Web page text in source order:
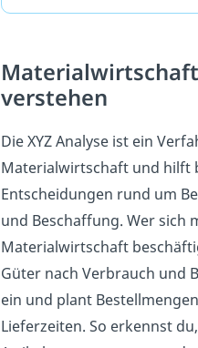
Materialwirtschaft
verstehen
Die XYZ Analyse ist ein
Materialwirtschaft und hilft
Entscheidungen rund um
und Beschaffung. Wer sich
Materialwirtschaft
Güter nach Verbrauch und
ein und plant
Lieferzeiten. So erkennst